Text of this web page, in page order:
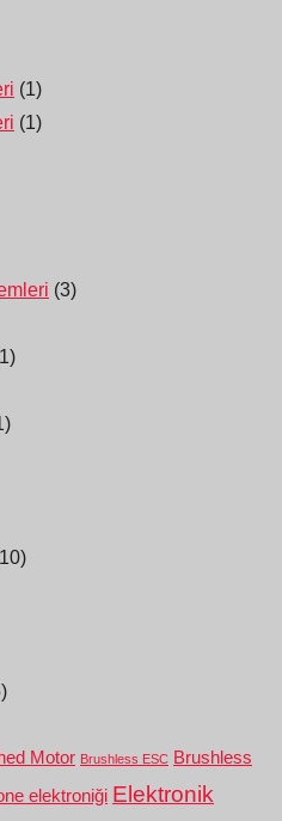
(1)
(1)
(3)
Motor Brushless ESC Brushless
elektroniği Elektronik